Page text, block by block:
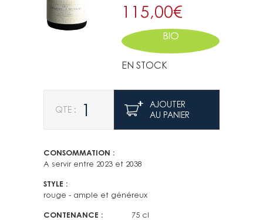
115,00€
BIO
EN STOCK
AJOUTER
AU PANIER
CONSOMMATION
A servir entre 2023 et 2038
STYLE
rouge - ample et généreux
CONTENANCE 75 cl